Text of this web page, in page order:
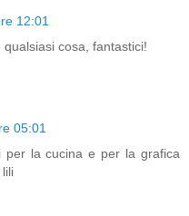
12:01
cosa, fantastici!
05:01
per la cucina e per la grafica
lili